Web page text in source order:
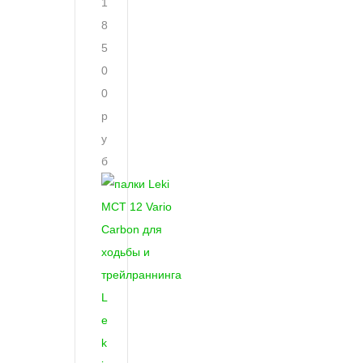
8
5
0
0
р
у
б
L
e
k